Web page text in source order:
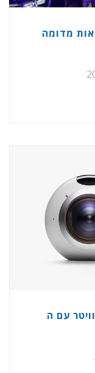
מדומה
מדומה 360 של טוויטר עם ה